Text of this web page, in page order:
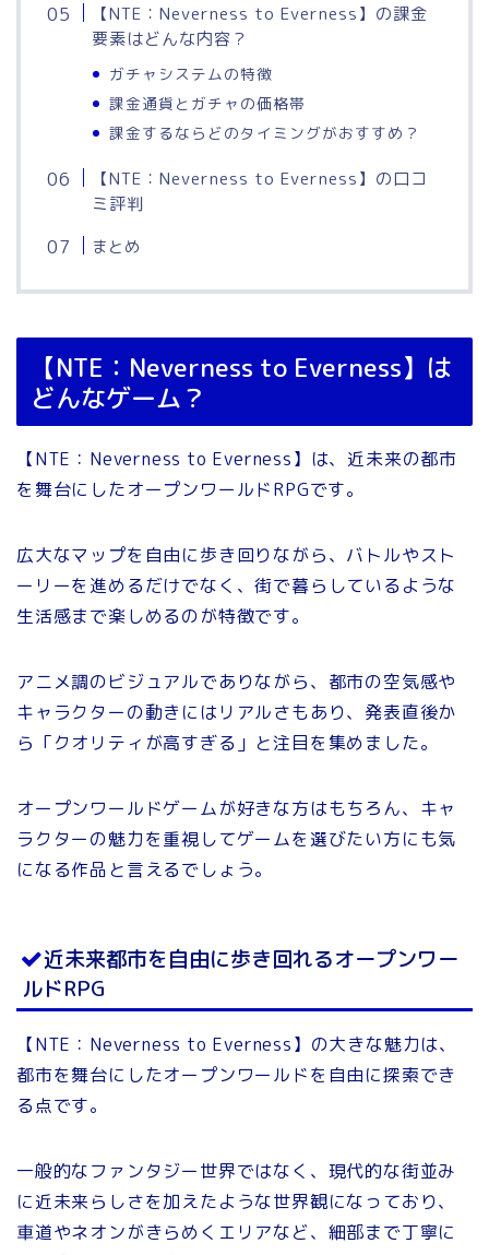
【NTE：Neverness to Everness】の課金
要素はどんな内容？
ガチャシステムの特徴
課金通貨とガチャの価格帯
課金するならどのタイミングがおすすめ？
【NTE：Neverness to Everness】の口コ
ミ評判
まとめ
【NTE：Neverness to Everness】は
どんなゲーム？
【NTE：Neverness to Everness】は、近未来の都市
を舞台にしたオープンワールドRPGです。
広大なマップを自由に歩き回りながら、バトルやスト
ーリーを進めるだけでなく、街で暮らしているような
生活感まで楽しめるのが特徴です。
アニメ調のビジュアルでありながら、都市の空気感や
キャラクターの動きにはリアルさもあり、発表直後か
ら「クオリティが高すぎる」と注目を集めました。
オープンワールドゲームが好きな方はもちろん、キャ
ラクターの魅力を重視してゲームを選びたい方にも気
になる作品と言えるでしょう。
近未来都市を自由に歩き回れるオープンワー
ルドRPG
【NTE：Neverness to Everness】の大きな魅力は、
都市を舞台にしたオープンワールドを自由に探索でき
る点です。
一般的なファンタジー世界ではなく、現代的な街並み
に近未来らしさを加えたような世界観になっており、
車道やネオンがきらめくエリアなど、細部まで丁寧に